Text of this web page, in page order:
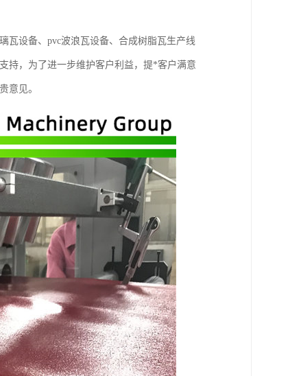
瓦设备、pvc波浪瓦设备、合成树脂瓦生产线
持，为了进一步维护客户利益，提*客户满意
意见。